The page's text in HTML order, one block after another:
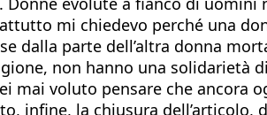
mi chiedevo perché una
dalla parte dell’altra donna
non hanno una solidarietà
mai voluto pensare che
infine, la chiusura